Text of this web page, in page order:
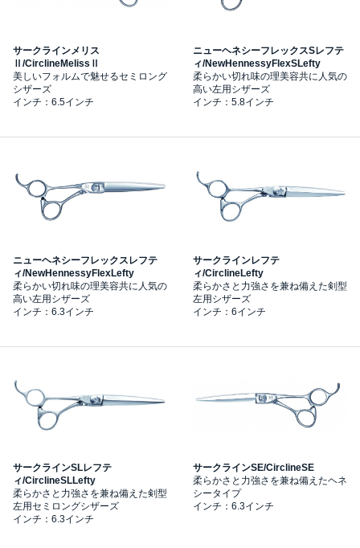
サークラインメリス
Ⅱ/CirclineMelissⅡ
美しいフォルムで魅せるセミロング
シザーズ
インチ：6.5インチ
ニューヘネシーフレックスSレフテ
ィ/NewHennessyFlexSLefty
柔らかい切れ味の理美容共に人気の
高い左用シザーズ
インチ：5.8インチ
ニューヘネシーフレックスレフテ
ィ/NewHennessyFlexLefty
柔らかい切れ味の理美容共に人気の
高い左用シザーズ
インチ：6.3インチ
サークラインレフテ
ィ/CirclineLefty
柔らかさと力強さを兼ね備えた剣型
左用シザーズ
インチ：6インチ
サークラインSLレフテ
ィ/CirclineSLLefty
柔らかさと力強さを兼ね備えた剣型
左用セミロングシザーズ
インチ：6.3インチ
サークラインSE/CirclineSE
柔らかさと力強さを兼ね備えたヘネ
シータイプ
インチ：6.3インチ